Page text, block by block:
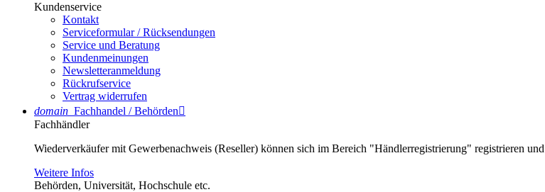
Kundenservice
Kontakt
Serviceformular / Rücksendungen
Service und Beratung
Kundenmeinungen
Newsletteranmeldung
Rückrufservice
Vertrag widerrufen
domain Fachhandel / Behörden
Fachhändler
Wiederverkäufer mit Gewerbenachweis (Reseller) können sich im Bereich "Händlerregistrierung" registrieren
Weitere Infos
Behörden, Universität, Hochschule etc.